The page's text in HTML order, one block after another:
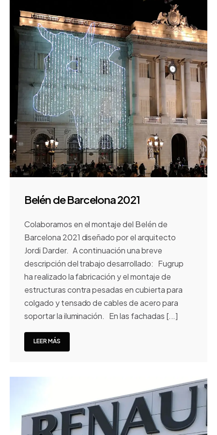
Belén de Barcelona 2021
Colaboramos en el montaje del Belén de
Barcelona 2021 diseñado por el arquitecto
Jordi Darder. A continuación una breve
descripción del trabajo desarrollado: Fugrup
ha realizado la fabricación y el montaje de
estructuras contra pesadas en cubierta para
colgado y tensado de cables de acero para
soportar la iluminación. En las fachadas [...]
LEER MÁS